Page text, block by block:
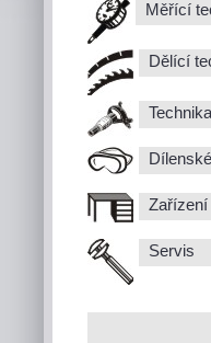
Měřící
Dělící
Zařízení
Servis